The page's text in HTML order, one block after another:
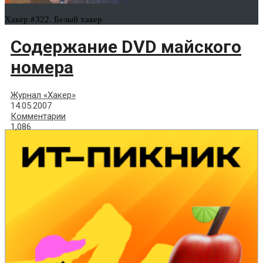
Хакер #322. Белый хакер
Содержание DVD майского
номера
Журнал «Хакер»
14.05.2007
Комментарии
1,086